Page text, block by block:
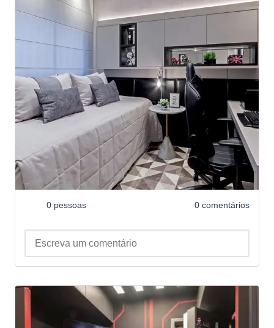
0 pessoas 0 comentários